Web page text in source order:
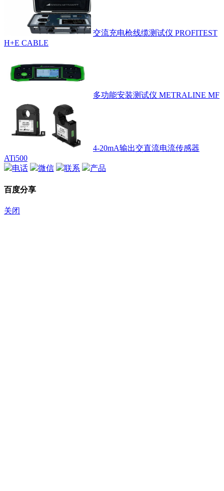
交流充电枪线缆测试仪 PROFITEST
H+E CABLE
多功能安装测试仪 METRALINE MF
4-20mA输出交直流电流传感器
ATi500
电话
微信 联系 产品
百度分享
关闭